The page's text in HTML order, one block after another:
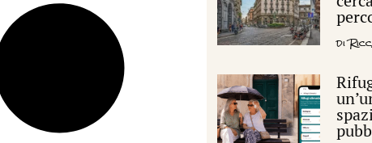
di